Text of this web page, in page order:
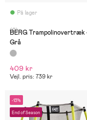
På lager
(0)
BERG Trampolinovertræk
Grå
409 kr
Vejl. pris: 739 kr
-13%
End of Season